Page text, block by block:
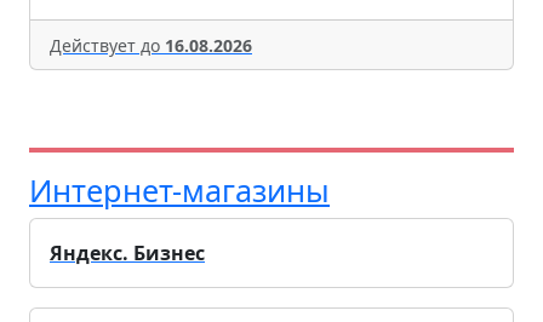
Действует до 16.08.2026
Интернет-магазины
Яндекс. Бизнес